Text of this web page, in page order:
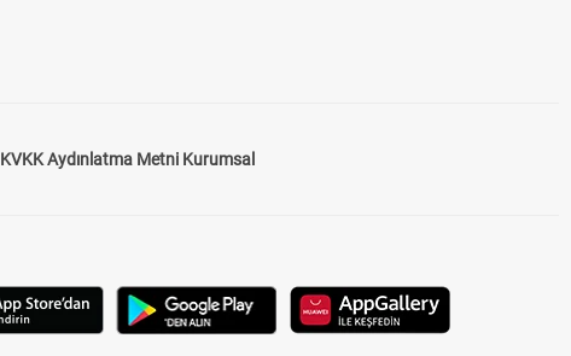
KVKK Aydınlatma Metni Kurumsal